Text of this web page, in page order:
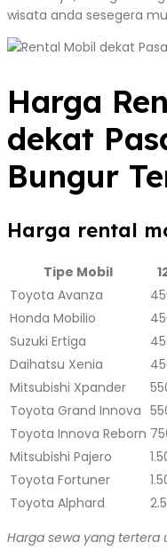
wisata anda sesegera
Harga
dekat
Bungur
Harga rental
Tipe Mobil
Toyota Avanza
Honda Mobilio
Suzuki Ertiga
Daihatsu Xenia
Mitsubishi Xpander
Toyota Grand Innova
Toyota Innova Reborn
Mitsubishi Pajero
Toyota Fortuner
Toyota Alphard
Harga sewa yang